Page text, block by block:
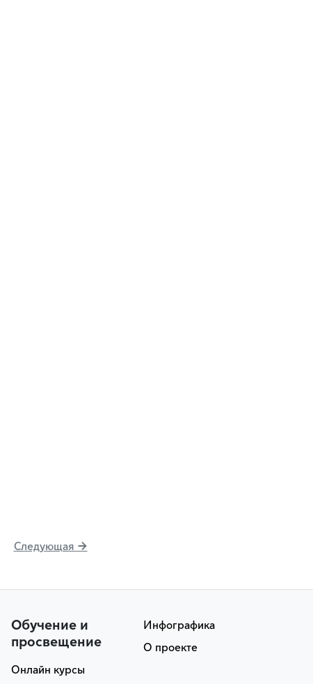
Следующая →
Обучение и
просвещение
Онлайн курсы
Инфографика
О проекте